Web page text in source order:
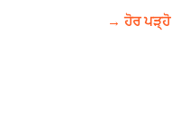
→ ਹੋਰ ਪੜ੍ਹੋ